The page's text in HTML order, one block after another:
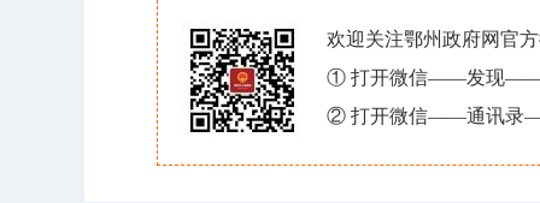
欢迎关注鄂州政府网官
① 打开微信——发现——
② 打开微信——通讯录